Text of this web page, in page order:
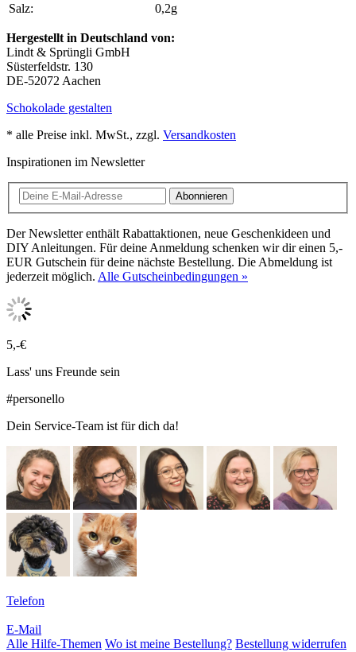
Salz: 0,2g
Hergestellt in Deutschland von:
Lindt & Sprüngli GmbH
Süsterfeldstr. 130
DE-52072 Aachen
Schokolade gestalten
* alle Preise inkl. MwSt., zzgl. Versandkosten
Inspirationen im Newsletter
Abonnieren
Der Newsletter enthält Rabattaktionen, neue Geschenkideen und
DIY Anleitungen. Für deine Anmeldung schenken wir dir einen 5,-
EUR Gutschein für deine nächste Bestellung. Die Abmeldung ist
jederzeit möglich. Alle Gutscheinbedingungen »
5,-€
Lass' uns Freunde sein
#personello
Dein Service-Team ist für dich da!
Telefon
E-Mail
Alle Hilfe-Themen Wo ist meine Bestellung? Bestellung widerrufen